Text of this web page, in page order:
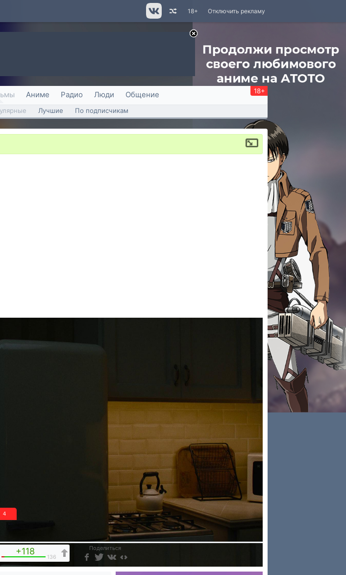
Отключить рекламу
18+
Аниме Радио Люди Общение 18+
Лучшие По подписчикам
3
+118
136
Поделиться